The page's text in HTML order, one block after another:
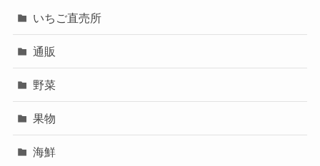
いちご直売所
通販
野菜
果物
海鮮